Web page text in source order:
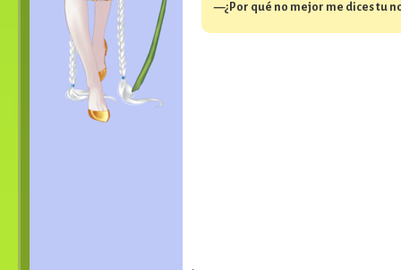
—¿Por qué no mejor me dices tu